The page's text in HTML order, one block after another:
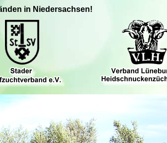
in Niedersachsen!